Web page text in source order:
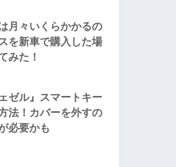
月々いくらかかるの
を新車で購入した場
みた！
ゼル』スマートキー
法！カバーを外すの
必要かも